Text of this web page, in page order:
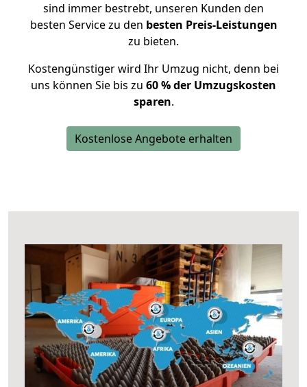
sind immer bestrebt, unseren Kunden den
besten Service zu den besten Preis-Leistungen
zu bieten.
Kostengünstiger wird Ihr Umzug nicht, denn bei
uns können Sie bis zu 60 % der Umzugskosten
sparen.
Kostenlose Angebote erhalten